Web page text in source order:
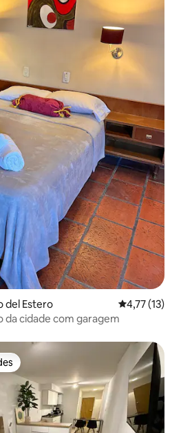
del Estero 4,77 de uma
4,77 (13)
cidade com garagem
dos hóspedes